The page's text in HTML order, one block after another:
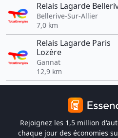
Relais Lagarde
Bellerive-Sur-Allier
7,0 km
Relais Lagarde Paris
Lozère
Gannat
12,9 km
Rejoignez les 1,5 million
chaque jour des économies